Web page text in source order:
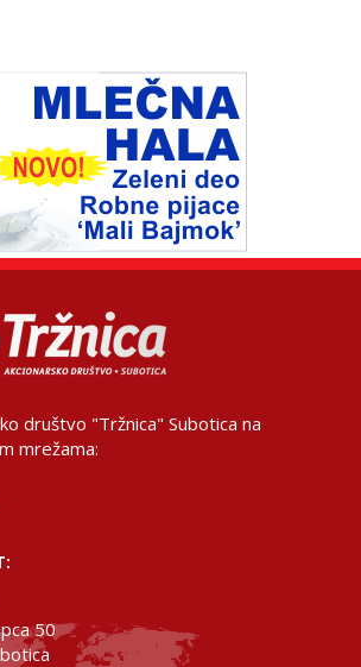
društvo "Tržnica" Subotica na
mrežama:
50